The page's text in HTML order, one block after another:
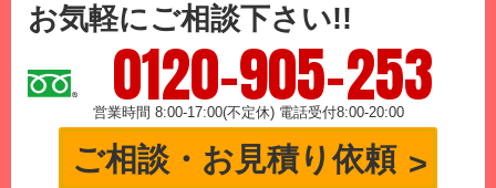
お気軽にご相談下さい!!
0120-905-253
営業時間 8:00-17:00(不定休) 電話受付8:00-20:00
ご相談・お見積り依頼